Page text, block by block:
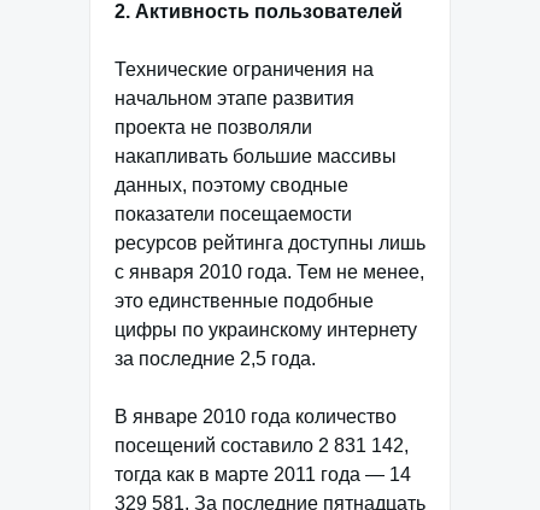
2. Активность пользователей
Технические ограничения на
начальном этапе развития
проекта не позволяли
накапливать большие массивы
данных, поэтому сводные
показатели посещаемости
ресурсов рейтинга доступны лишь
с января 2010 года. Тем не менее,
это единственные подобные
цифры по украинскому интернету
за последние 2,5 года.
В январе 2010 года количество
посещений составило 2 831 142,
тогда как в марте 2011 года — 14
329 581. За последние пятнадцать